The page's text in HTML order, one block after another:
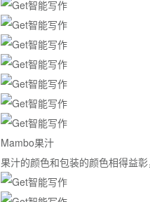
Mambo果汁
果汁的颜色和包装的颜色相得益